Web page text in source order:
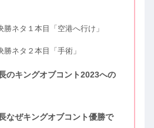
ネタ１本目「空港へ行け」
ネタ２本目「手術」
のキングオブコント2023への
なぜキングオブコント優勝で